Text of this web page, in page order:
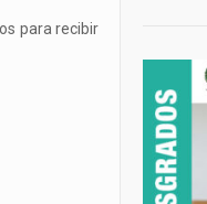
para recibir